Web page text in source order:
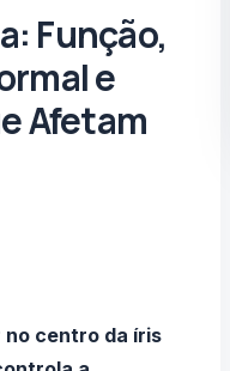
Função,
e
Afetam
centro da íris